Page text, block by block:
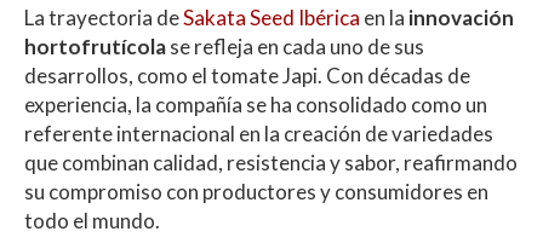
La trayectoria deSakata Seed Ibérica en la innovación
hortofrutícolase refleja en cada uno de sus
desarrollos, como el tomate Japi. Con décadas de
experiencia, la compañía se ha consolidado como un
referente internacional en la creación de variedades
que combinan calidad, resistencia y sabor, reafirmando
su compromiso con productores y consumidores en
todo el mundo.